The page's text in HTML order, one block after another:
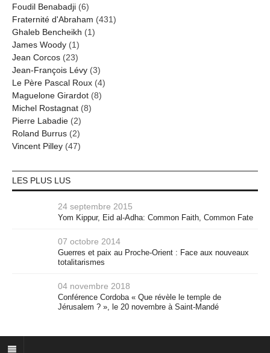
Foudil Benabadji (6)
Fraternité d'Abraham (431)
Ghaleb Bencheikh (1)
James Woody (1)
Jean Corcos (23)
Jean-François Lévy (3)
Le Père Pascal Roux (4)
Maguelone Girardot (8)
Michel Rostagnat (8)
Pierre Labadie (2)
Roland Burrus (2)
Vincent Pilley (47)
LES PLUS LUS
24 septembre 2015
Yom Kippur, Eid al-Adha: Common Faith, Common Fate
07 octobre 2014
Guerres et paix au Proche-Orient : Face aux nouveaux
totalitarismes
04 novembre 2018
Conférence Cordoba « Que révèle le temple de
Jérusalem ? », le 20 novembre à Saint-Mandé